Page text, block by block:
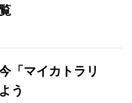
「マイカトラリ
う